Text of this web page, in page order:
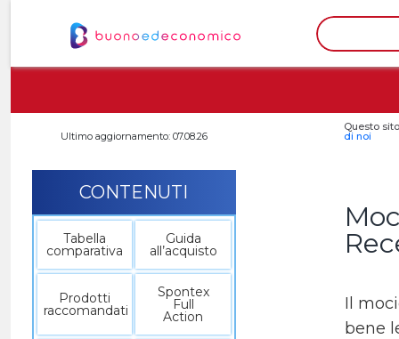
Ultimo aggiornamento: 07.08.26
Questo
di noi
CONTENUTI
Tabella
comparativa
Guida
all’acquisto
Prodotti
raccomandati
Spontex
Full
Action
Il
bene